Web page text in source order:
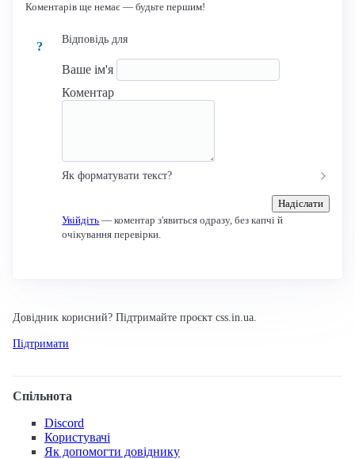
Коментарів ще немає — будьте першим!
?
Відповідь для
Ваше ім'я
Коментар
Як форматувати текст?
Надіслати
Увійдіть — коментар з'явиться одразу, без капчі й
очікування перевірки.
Довідник корисний? Підтримайте проєкт css.in.ua.
Підтримати
Спільнота
Discord
Користувачі
Як допомогти довіднику